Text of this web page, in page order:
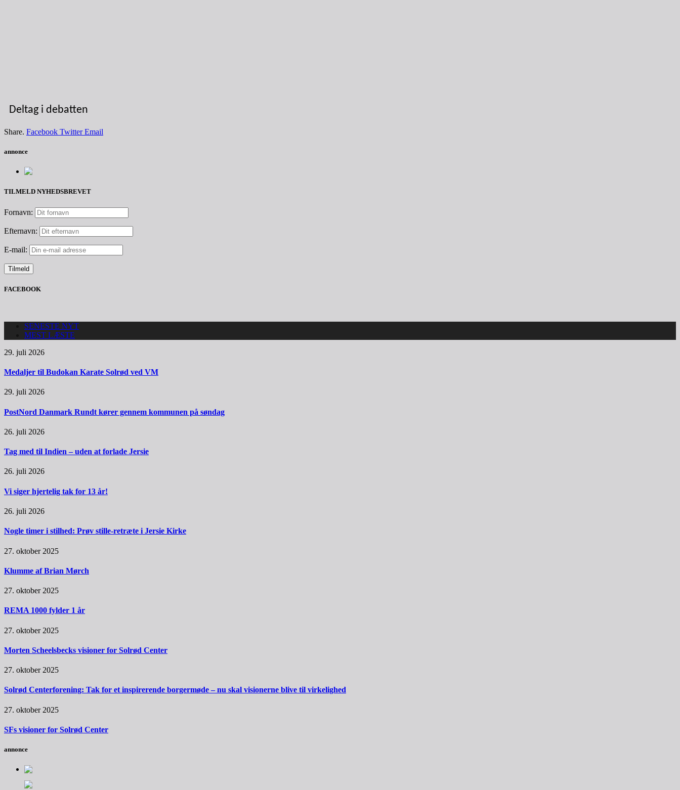
Deltag i debatten
Share. Facebook Twitter Email
annonce
TILMELD NYHEDSBREVET
Fornavn:
Efternavn:
E-mail:
FACEBOOK
SENESTE NYT
MEST LÆSTE
29. juli 2026
Medaljer til Budokan Karate Solrød ved VM
29. juli 2026
PostNord Danmark Rundt kører gennem kommunen på søndag
26. juli 2026
Tag med til Indien – uden at forlade Jersie
26. juli 2026
Vi siger hjertelig tak for 13 år!
26. juli 2026
Nogle timer i stilhed: Prøv stille-retræte i Jersie Kirke
27. oktober 2025
Klumme af Brian Mørch
27. oktober 2025
REMA 1000 fylder 1 år
27. oktober 2025
Morten Scheelsbecks visioner for Solrød Center
27. oktober 2025
Solrød Centerforening: Tak for et inspirerende borgermøde – nu skal visionerne blive til virkelighed
27. oktober 2025
SFs visioner for Solrød Center
annonce